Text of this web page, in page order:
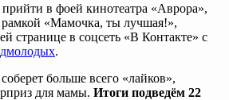
в фоей кинотеатра «Аврора»,
рамкой «Мамочка, ты лучшая!»,
странице в соцсеть «В Контакте» с
.
больше всего «лайков»,
для мамы. Итоги подведём 22